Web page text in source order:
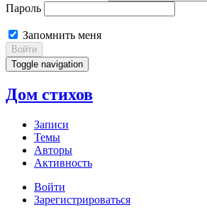
Пароль
Запомнить меня
Войти
Toggle navigation
Дом стихов
Записи
Темы
Авторы
Активность
Войти
Зарегистрироваться